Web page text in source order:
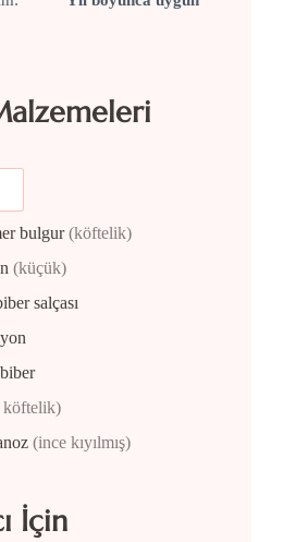
bulgur(köftelik)
(küçük)
salçası
köftelik)
(ince kıyılmış)
İçin